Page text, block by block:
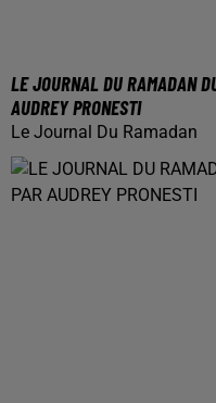
LE JOURNAL DU RAMADAN
AUDREY PRONESTI
Le Journal Du Ramadan